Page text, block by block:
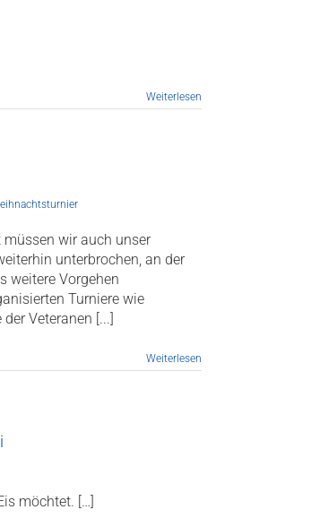
Weiterlesen
müssen wir auch unser
unterbrochen, an der
weitere Vorgehen
Turniere wie
Veteranen [...]
Weiterlesen
möchtet. […]